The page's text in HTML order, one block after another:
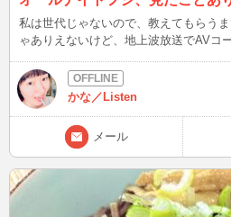
私は世代じゃないので、教えてもらうまで
ゃありえないけど、地上波放送でAVコ
な車輪に刷毛を付けて回し、その上に女性
先が当たる反応を放送してたのかと思
驚かされます！！ リアル世代の方、↑見たことあります？？ 具体的に
どういう感じなのか非常に興味あるの
をお過ごしください^_^
かな／Listen
メール